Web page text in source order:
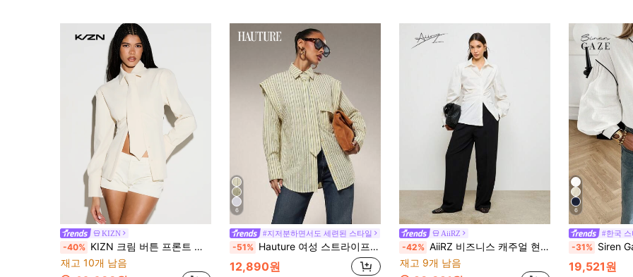
KIZN
-40% KIZN 크림 버튼 프론트 칼라 셔츠 긴 소매 및 타이 디테일 허리 디자인 전문 블라우스
재고 10개 남음
6
#지저분하면서도 세련된 스타일
-51% Hauture 여성 스트라이프 싱글 브레스트 캐주얼 버서타일 데일리 웨어 긴팔 셔츠
12,890원
AiiRZ
-42% AiiRZ 비즈니스 캐주얼 현대 패션의 우아한 비대칭 버튼 다운 블라우스, 전문 사무실 착용, 풍선 소매 강조, 잘 맞는 허리
재고 9개 남음
6
#한국 스
-31% Siren Gaze 여성 대비
19,521원